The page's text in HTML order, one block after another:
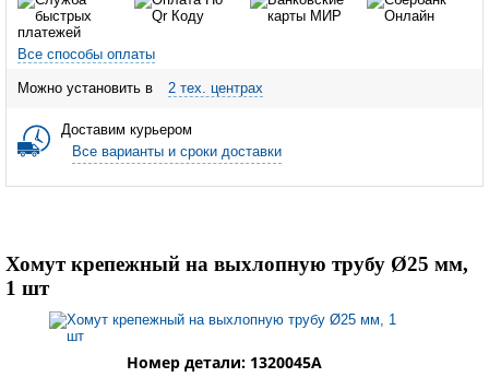
Все способы оплаты
Можно установить в 2 тех. центрах
Доставим курьером
Все варианты и сроки доставки
Хомут крепежный на выхлопную трубу Ø25 мм,
1 шт
Номер детали: 1320045A